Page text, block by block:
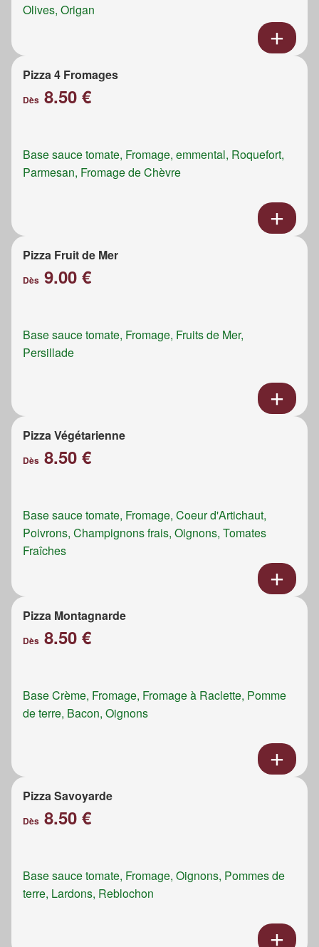
Olives, Origan
Pizza 4 Fromages
Dès 8.50 €
Base sauce tomate, Fromage, emmental, Roquefort,
Parmesan, Fromage de Chèvre
Pizza Fruit de Mer
Dès 9.00 €
Base sauce tomate, Fromage, Fruits de Mer,
Persillade
Pizza Végétarienne
Dès 8.50 €
Base sauce tomate, Fromage, Coeur d'Artichaut,
Poivrons, Champignons frais, Oignons, Tomates
Fraîches
Pizza Montagnarde
Dès 8.50 €
Base Crème, Fromage, Fromage à Raclette, Pomme
de terre, Bacon, Oignons
Pizza Savoyarde
Dès 8.50 €
Base sauce tomate, Fromage, Oignons, Pommes de
terre, Lardons, Reblochon